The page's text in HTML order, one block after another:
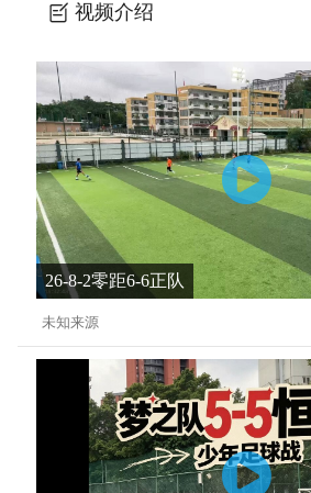
视频介绍
26-8-2零距6-6正队
未知来源